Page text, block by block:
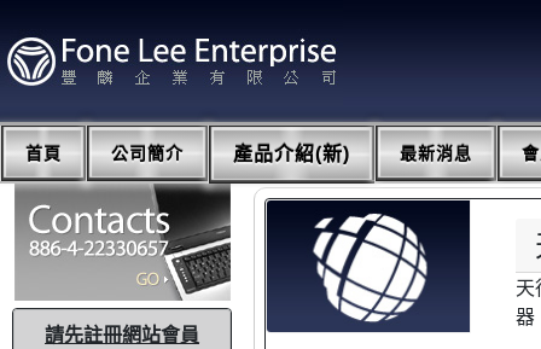
首頁 公司簡介 產品介紹(新) 最新消息
請先註冊網站會員
天
器